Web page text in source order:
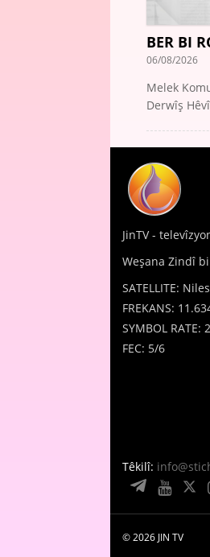
BER BI
06/08/2026
Melek
Derwîş
JinTV -
Weşana Zindî
SATELLITE:
FREKANS:
SYMBOL RATE:
FEC: 5/6
Têkilî:
© 2026 JIN TV